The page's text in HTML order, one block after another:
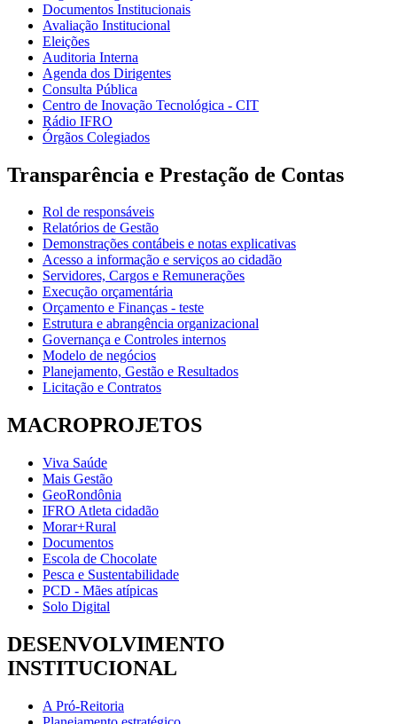
Documentos Institucionais
Avaliação Institucional
Eleições
Auditoria Interna
Agenda dos Dirigentes
Consulta Pública
Centro de Inovação Tecnológica - CIT
Rádio IFRO
Órgãos Colegiados
Transparência e Prestação de Contas
Rol de responsáveis
Relatórios de Gestão
Demonstrações contábeis e notas explicativas
Acesso a informação e serviços ao cidadão
Servidores, Cargos e Remunerações
Execução orçamentária
Orçamento e Finanças - teste
Estrutura e abrangência organizacional
Governança e Controles internos
Modelo de negócios
Planejamento, Gestão e Resultados
Licitação e Contratos
MACROPROJETOS
Viva Saúde
Mais Gestão
GeoRondônia
IFRO Atleta cidadão
Morar+Rural
Documentos
Escola de Chocolate
Pesca e Sustentabilidade
PCD - Mães atípicas
Solo Digital
DESENVOLVIMENTO
INSTITUCIONAL
A Pró-Reitoria